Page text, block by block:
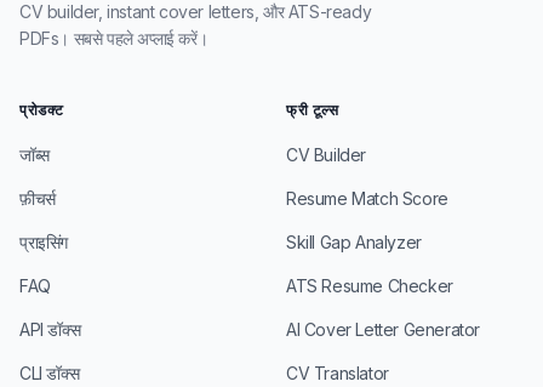
CV builder, instant cover letters, और ATS-ready
PDFs। सबसे पहले अप्लाई करें।
प्रोडक्ट
जॉब्स
फ़ीचर्स
प्राइसिंग
FAQ
API डॉक्स
CLI डॉक्स
फ्री टूल्स
CV Builder
Resume Match Score
Skill Gap Analyzer
ATS Resume Checker
AI Cover Letter Generator
CV Translator